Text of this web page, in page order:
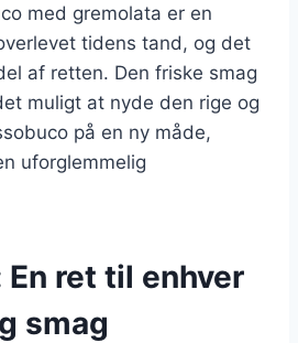
med gremolata er en
tidens tand, og det
af retten. Den friske smag
muligt at nyde den rige og
på en ny måde,
uforglemmelig
ret til enhver
smag